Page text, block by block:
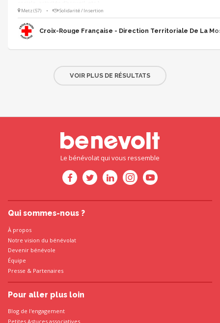
Metz (57) • Solidarité / Insertion
Croix-Rouge Française - Direction Territoriale De La
VOIR PLUS DE RÉSULTATS
Le bénévolat qui vous ressemble
Qui sommes-nous ?
À propos
Notre vision du bénévolat
Devenir bénévole
Équipe
Presse & Partenaires
Pour aller plus loin
Blog de l'engagement
Petites Astuces associatives